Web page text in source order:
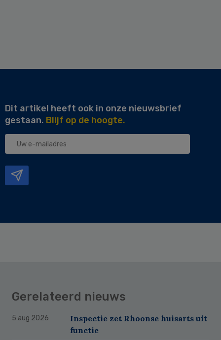
Dit artikel heeft ook in onze nieuwsbrief
gestaan. Blijf op de hoogte.
Uw
Gerelateerd nieuws
5 aug 2026
Inspectie zet Rhoonse huisarts uit
functie